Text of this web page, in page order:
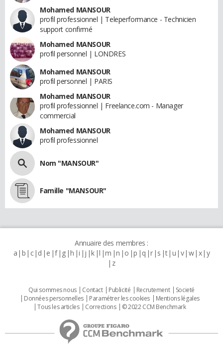
Mohamed MANSOUR
profil professionnel | Teleperformance - Technicien
support confirmé
Mohamed MANSOUR
profil personnel | LONDRES
Mohamed MANSOUR
profil personnel | PARIS
Mohamed MANSOUR
profil professionnel | Freelance.com - Manager
commercial
Mohamed MANSOUR
profil professionnel
Nom "MANSOUR"
Famille "MANSOUR"
Annuaire des membres :
a b c d e f g h i j k l m n o p q r s t u v w x y
z
Qui sommes nous Contact Publicité Recrutement
Societé
Données personnelles
Paramétrer les cookies
Mentions légales
Tous les articles
Corrections © 2022 CCM Benchmark